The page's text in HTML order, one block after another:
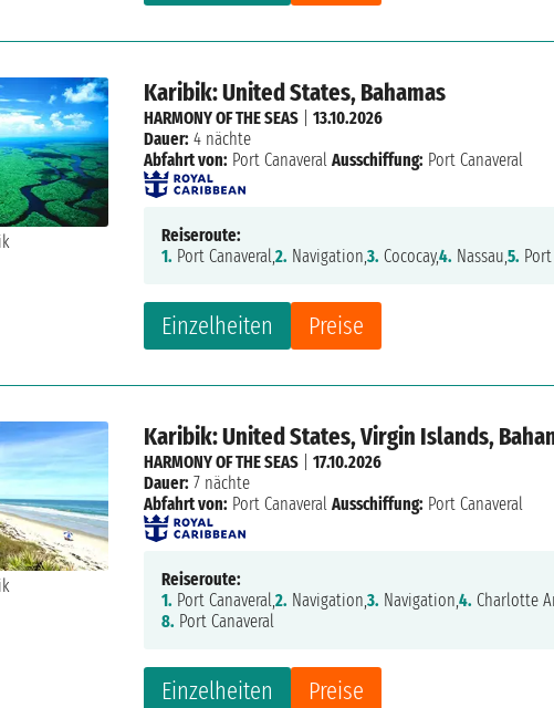
Karibik: United States, Bahamas
Einzelheiten Preise
HARMONY OF THE SEAS |13.10.2026
Dauer: 4 nächte
Abfahrt von: Port Canaveral Ausschiffung: Port Canaveral
Reiseroute:
1. Port Canaveral,2. Navigation,3. Cococay,4. Nassau,5.
Karibik: United States, Virgin Islands,
Einzelheiten Preise
HARMONY OF THE SEAS |17.10.2026
Dauer: 7 nächte
Abfahrt von: Port Canaveral Ausschiffung: Port Canaveral
Reiseroute:
1. Port Canaveral,2. Navigation,3. Navigation,4. Charlotte
8. Port Canaveral